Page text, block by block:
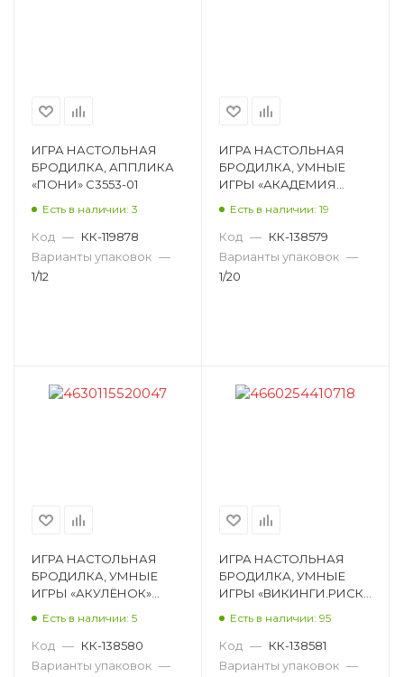
ИГРА НАСТОЛЬНАЯ
БРОДИЛКА, АППЛИКА
«ПОНИ» С3553-01
Есть в наличии: 3
Код — КК-119878
Варианты упаковок —
1/12
ИГРА НАСТОЛЬНАЯ
БРОДИЛКА, УМНЫЕ
ИГРЫ «АКАДЕМИЯ
Есть в наличии: 19
Код — КК-138579
Варианты упаковок —
1/20
ИГРА НАСТОЛЬНАЯ
БРОДИЛКА, УМНЫЕ
ИГРЫ «АКУЛЁНОК»
Есть в наличии: 5
Код — КК-138580
Варианты упаковок —
ИГРА НАСТОЛЬНАЯ
БРОДИЛКА, УМНЫЕ
ИГРЫ «ВИКИНГИ.РИСК
Есть в наличии: 95
Код — КК-138581
Варианты упаковок —